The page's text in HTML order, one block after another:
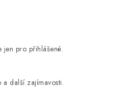
jen pro přihlášené.
a další zajímavosti.